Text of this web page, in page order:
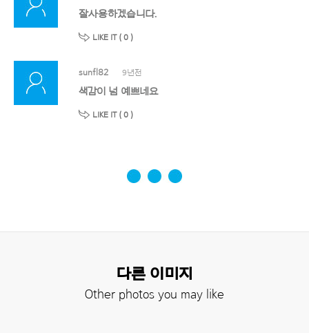
잘사용하겠습니다.
LIKE IT ( 0 )
sunfl82 9년전
색감이 넘 예쁘네요
LIKE IT ( 0 )
다른 이미지
Other photos you may like